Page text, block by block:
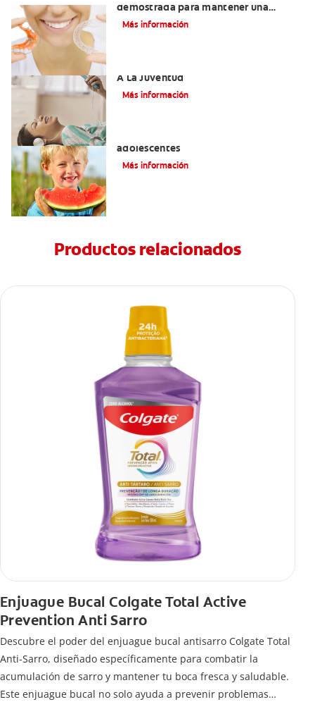
demostrada para mantener una
sonrisa derecha
Más información
A La Juventud
Más información
adolescentes
Más información
Productos relacionados
Enjuague Bucal Colgate Total Active
Prevention Anti Sarro
Descubre el poder del enjuague bucal antisarro Colgate Total
Anti-Sarro, diseñado específicamente para combatir la
acumulación de sarro y mantener tu boca fresca y saludable.
Este enjuague bucal no solo ayuda a prevenir problemas